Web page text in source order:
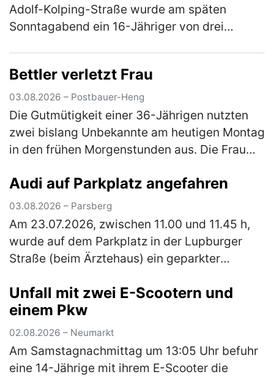
Adolf-Kolping-Straße wurde am späten
Sonntagabend ein 16-Jähriger von drei
Männ…(mehr)
Bettler verletzt Frau
03.08.2026 – Postbauer-Heng
Die Gutmütigkeit einer 36-Jährigen nutzten
zwei bislang Unbekannte am heutigen Montag
in den frühen Morgenstunden aus. Die Frau
unterwegs, als sie einen Man…(mehr)
Audi auf Parkplatz angefahren
03.08.2026 – Parsberg
Am 23.07.2026, zwischen 11.00 und 11.45 h,
wurde auf dem Parkplatz in der Lupburger
Straße (beim Ärztehaus) ein geparkter
wurde vorne links (Kotflügel und Stoßs…
(mehr)
Unfall mit zwei E-Scootern und
einem Pkw
02.08.2026 – Neumarkt
Am Samstagnachmittag um 13:05 Uhr befuhr
eine 14-Jährige mit ihrem E-Scooter die